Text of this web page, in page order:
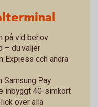
på vid behov
– du väljer
Express och andra
Samsung Pay
inbyggt 4G-simkort
över alla